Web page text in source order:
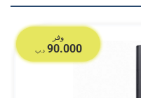
وفر
90.000 د.ب